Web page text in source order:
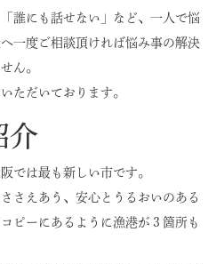
誰にも話せない」など、一人で悩
一度ご相談頂ければ悩み事の解決
ん。
ただいております。
介
では最も新しい市です。
さえあう、安心とうるおいのある
ピーにあるように漁港が３箇所も